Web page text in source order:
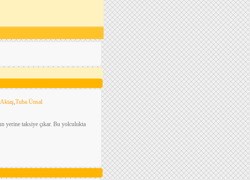
,Tuba Ünsal
yerine taksiye çıkar. Bu yolculukta